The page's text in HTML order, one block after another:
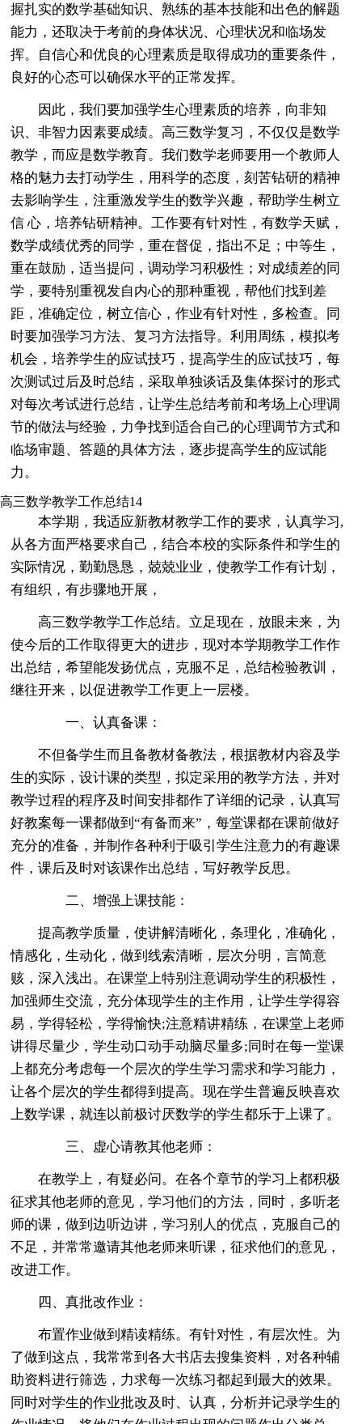
握扎实的数学基础知识、熟练的基本技能和出色的解题
能力，还取决于考前的身体状况、心理状况和临场发
挥。自信心和优良的心理素质是取得成功的重要条件，
良好的心态可以确保水平的正常发挥。
因此，我们要加强学生心理素质的培养，向非知
识、非智力因素要成绩。高三数学复习，不仅仅是数学
教学，而应是数学教育。我们数学老师要用一个教师人
格的魅力去打动学生，用科学的态度，刻苦钻研的精神
去影响学生，注重激发学生的数学兴趣，帮助学生树立
信 心，培养钻研精神。工作要有针对性，有数学天赋，
数学成绩优秀的同学，重在督促，指出不足；中等生，
重在鼓励，适当提问，调动学习积极性；对成绩差的同
学，要特别重视发自内心的那种重视，帮他们找到差
距，准确定位，树立信心，作业有针对性，多检查。同
时要加强学习方法、复习方法指导。利用周练，模拟考
机会，培养学生的应试技巧，提高学生的应试技巧，每
次测试过后及时总结，采取单独谈话及集体探讨的形式
对每次考试进行总结，让学生总结考前和考场上心理调
节的做法与经验，力争找到适合自己的心理调节方式和
临场审题、答题的具体方法，逐步提高学生的应试能
力。
高三数学教学工作总结14
本学期，我适应新教材教学工作的要求，认真学习,
从各方面严格要求自己，结合本校的实际条件和学生的
实际情况，勤勤恳恳，兢兢业业，使教学工作有计划，
有组织，有步骤地开展，
高三数学教学工作总结。立足现在，放眼未来，为
使今后的工作取得更大的进步，现对本学期教学工作作
出总结，希望能发扬优点，克服不足，总结检验教训，
继往开来，以促进教学工作更上一层楼。
一、认真备课：
不但备学生而且备教材备教法，根据教材内容及学
生的实际，设计课的类型，拟定采用的教学方法，并对
教学过程的程序及时间安排都作了详细的记录，认真写
好教案每一课都做到“有备而来”，每堂课都在课前做好
充分的准备，并制作各种利于吸引学生注意力的有趣课
件，课后及时对该课作出总结，写好教学反思。
二、增强上课技能：
提高教学质量，使讲解清晰化，条理化，准确化，
情感化，生动化，做到线索清晰，层次分明，言简意
赅，深入浅出。在课堂上特别注意调动学生的积极性，
加强师生交流，充分体现学生的主作用，让学生学得容
易，学得轻松，学得愉快;注意精讲精练，在课堂上老师
讲得尽量少，学生动口动手动脑尽量多;同时在每一堂课
上都充分考虑每一个层次的学生学习需求和学习能力，
让各个层次的学生都得到提高。现在学生普遍反映喜欢
上数学课，就连以前极讨厌数学的学生都乐于上课了。
三、虚心请教其他老师：
在教学上，有疑必问。在各个章节的学习上都积极
征求其他老师的意见，学习他们的方法，同时，多听老
师的课，做到边听边讲，学习别人的优点，克服自己的
不足，并常常邀请其他老师来听课，征求他们的意见，
改进工作。
四、真批改作业：
布置作业做到精读精练。有针对性，有层次性。为
了做到这点，我常常到各大书店去搜集资料，对各种辅
助资料进行筛选，力求每一次练习都起到最大的效果。
同时对学生的作业批改及时、认真，分析并记录学生的